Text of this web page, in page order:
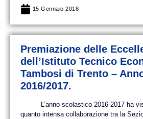
15 Gennaio 2018
Premiazione delle
dell’Istituto Tecnico
Tambosi di Trento –
2016/2017.
L’anno scolastico 2016-2017 ha
quanto intensa collaborazione tra la